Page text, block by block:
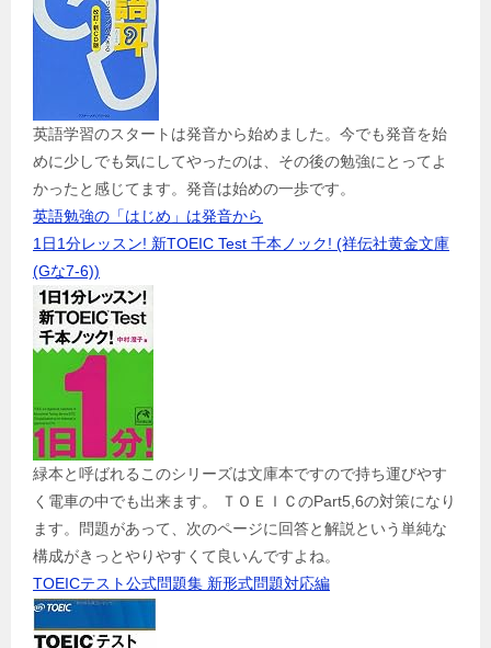
英語学習のスタートは発音から始めました。今でも発音を始
めに少しでも気にしてやったのは、その後の勉強にとってよ
かったと感じてます。発音は始めの一歩です。
英語勉強の「はじめ」は発音から
1日1分レッスン! 新TOEIC Test 千本ノック! (祥伝社黄金文庫
(Gな7-6))
緑本と呼ばれるこのシリーズは文庫本ですので持ち運びやす
く電車の中でも出来ます。 ＴＯＥＩＣのPart5,6の対策になり
ます。問題があって、次のページに回答と解説という単純な
構成がきっとやりやすくて良いんですよね。
TOEICテスト公式問題集 新形式問題対応編